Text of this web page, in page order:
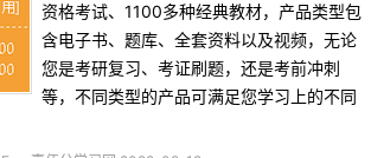
资格考试、1100多种经典教材，产品类型包
含电子书、题库、全套资料以及视频，无论
您是考研复习、考证刷题，还是考前冲刺
等，不同类型的产品可满足您学习上的不同